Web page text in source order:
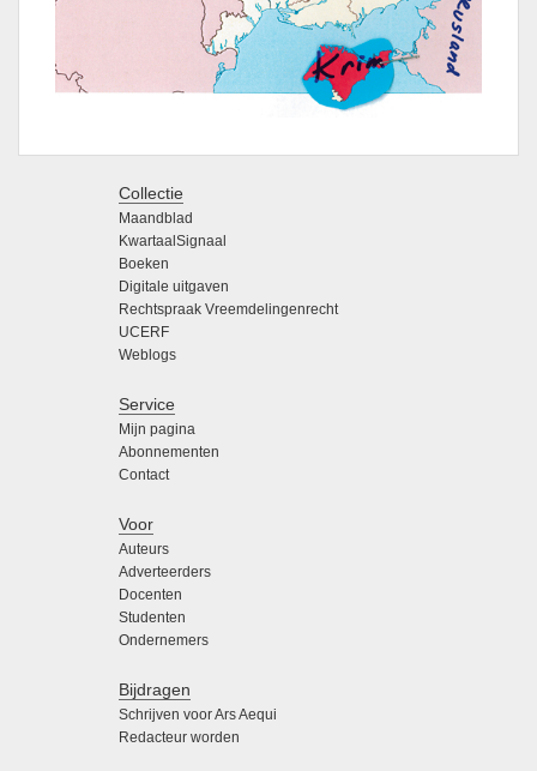
Collectie
Maandblad
KwartaalSignaal
Boeken
Digitale uitgaven
Rechtspraak Vreemdelingenrecht
UCERF
Weblogs
Service
Mijn pagina
Abonnementen
Contact
Voor
Auteurs
Adverteerders
Docenten
Studenten
Ondernemers
Bijdragen
Schrijven voor Ars Aequi
Redacteur worden